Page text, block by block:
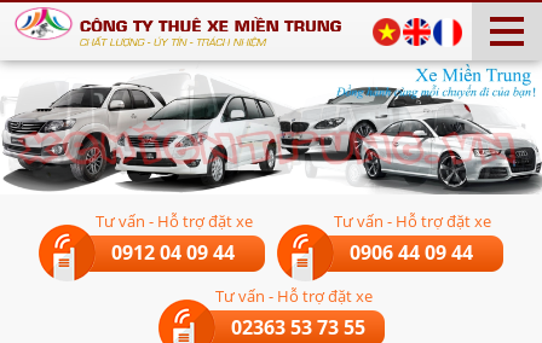
0912 04 09 44
Tư vấn - Hỗ trợ đặt xe
0906 44 09 44
Tư vấn - Hỗ trợ đặt xe
02363 53 73 55
Tư vấn - Hỗ trợ đặt xe